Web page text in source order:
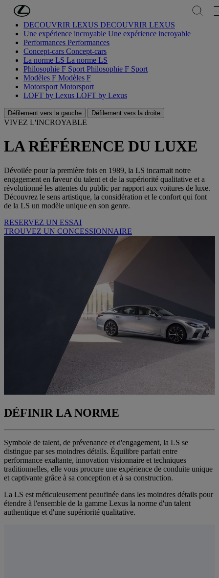
Passer au contenu principal
DÉCOUVRIR LEXUS DÉCOUVRIR LEXUS
Une expérience incroyable Une expérience incroyable
Performances Performances
Concept-cars Concept-cars
La norme LS La norme LS
Philosophie F Sport Philosophie F Sport
Modèles F Modèles F
Motorsport Motorsport
LOFT by Lexus LOFT by Lexus
Défilement vers la gauche Défilement vers la droite
VIVEZ L'INCROYABLE
LA RÉFÉRENCE DU LUXE
Dévoilée pour la première fois en 1989, la LS incarnait notre
engagement en faveur du talent et de la supériorité qualitative et a
révolutionné les attentes du public par rapport aux voitures de luxe.
Découvrez le sens artistique, la considération et le confort qui font
de la LS un modèle unique en son genre.
RESERVEZ UN ESSAI
TROUVEZ UN CONCESSIONNAIRE
DÉFINIR LA NORME
Symbole de talent, de prévenance et d'engagement, la LS se
distingue par ses moindres détails. Équilibre parfait entre
performance exaltante, innovation visionnaire et techniques
traditionnelles, elle vous procure une expérience de conduite unique
et captivante grâce à sa conception et à sa construction.
La LS est méticuleusement peaufinée dans les moindres détails pour
étendre à l'ensemble de la gamme Lexus la norme d'un talent
authentique et d'une supériorité qualitative.